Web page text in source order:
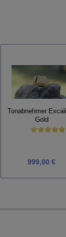
Tonabnehmer
Gold
999,00 €